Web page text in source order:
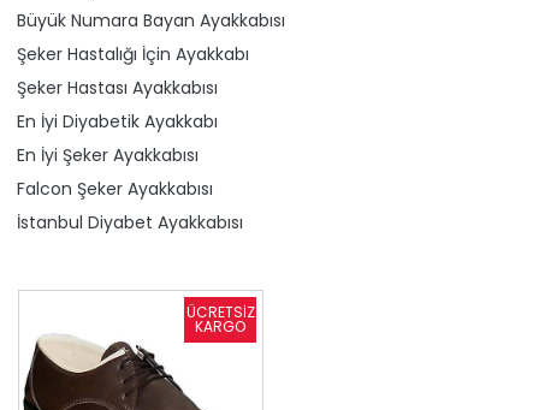
Büyük Numara Bayan Ayakkabısı
Şeker Hastalığı İçin Ayakkabı
Şeker Hastası Ayakkabısı
En İyi Diyabetik Ayakkabı
En İyi Şeker Ayakkabısı
Falcon Şeker Ayakkabısı
İstanbul Diyabet Ayakkabısı